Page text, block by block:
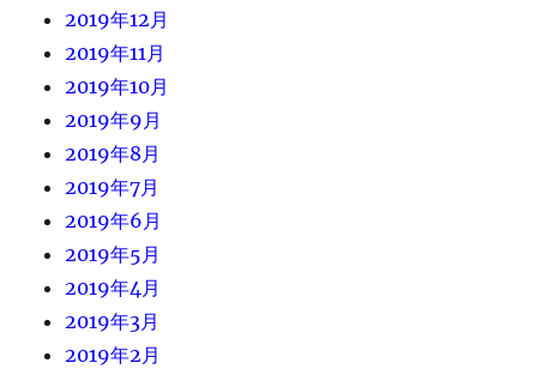
2019年12月
2019年11月
2019年10月
2019年9月
2019年8月
2019年7月
2019年6月
2019年5月
2019年4月
2019年3月
2019年2月